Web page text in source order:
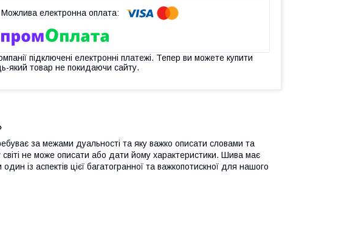
підключені електронні платежі. Тепер ви можете купити
який товар не покидаючи сайту.
за межами дуальності та яку важко описати словами та
не може описати або дати йому характеристики. Шива має
із аспектів цієї багатогранної та важкопотискної для нашого